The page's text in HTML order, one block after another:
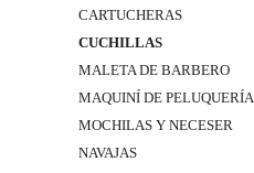
CARTUCHERAS
CUCHILLAS
MALETA DE BARBERO
MAQUINÍ DE PELUQUERÍA
MOCHILAS Y NECESER
NAVAJAS